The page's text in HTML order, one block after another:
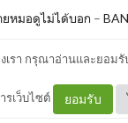
เรา กรุณาอ่านและยอมรั
รเว็บไซต์ ยอมรับ
ยหมอดูไม่ได้บอก –
งคืออะไร